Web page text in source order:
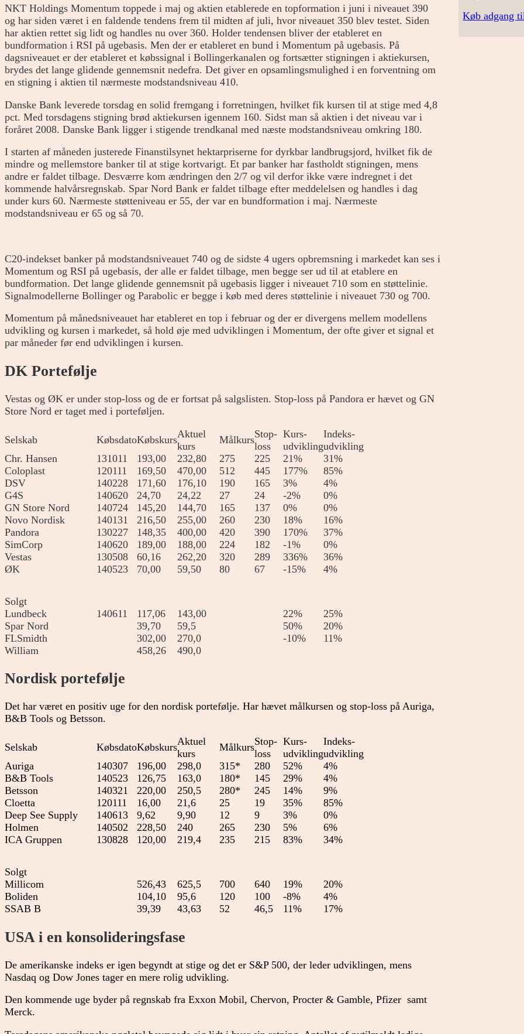
NKT Holdings Momentum toppede i maj og aktien etablerede en topformation i juni i niveauet 390
og har siden været i en faldende tendens frem til midten af juli, hvor niveauet 350 blev testet. Siden
har aktien rettet sig lidt og handles nu over 360. Holder tendensen bliver der etableret en
bundformation i RSI på ugebasis. Men der er etableret en bund i Momentum på ugebasis. På
dagsniveauet er der etableret et købssignal i Bollingerkanalen og fortsætter stigningen i aktiekursen,
brydes det lange glidende gennemsnit nedefra. Det giver en opsamlingsmulighed i en forventning om
en stigning i aktien til nærmeste modstandsniveau 410.
Danske Bank leverede torsdag en solid fremgang i forretningen, hvilket fik kursen til at stige med 4,8
pct. Med torsdagens stigning brød aktiekursen igennem 160. Sidst man så aktien i det niveau var i
foråret 2008. Danske Bank ligger i stigende trendkanal med næste modstandsniveau omkring 180.
I starten af måneden justerede Finanstilsynet hektarpriserne for dyrkbar landbrugsjord, hvilket fik de
mindre og mellemstore banker til at stige kortvarigt. Et par banker har fastholdt stigningen, mens
andre er faldet tilbage. Desværre kom ændringen den 2/7 og vil derfor ikke være indregnet i det
kommende halvårsregnskab. Spar Nord Bank er faldet tilbage efter meddelelsen og handles i dag
under kurs 60. Nærmeste støtteniveau er 55, der var en bundformation i maj. Nærmeste
modstandsniveau er 65 og så 70.
C20-indekset banker på modstandsniveauet 740 og de sidste 4 ugers opbremsning i markedet kan ses i
Momentum og RSI på ugebasis, der alle er faldet tilbage, men begge ser ud til at etablere en
bundformation. Det lange glidende gennemsnit på ugebasis ligger i niveauet 710 som en støttelinie.
Signalmodellerne Bollinger og Parabolic er begge i køb med deres støttelinie i niveauet 730 og 700.
Momentum på månedsniveauet har etableret en top i februar og der er divergens mellem modellens
udvikling og kursen i markedet, så hold øje med udviklingen i Momentum, der ofte giver et signal et
par måneder før end udviklingen i kursen.
DK Portefølje
Vestas og ØK er under stop-loss og de er fortsat på salgslisten. Stop-loss på Pandora er hævet og GN
Store Nord er taget med i porteføljen.
Selskab KøbsdatoKøbskursAktuel
kurs
MålkursStop-
loss
Kurs-
udvikling
Indeks-
udvikling
Chr. Hansen
131011 193,00 232,80 275 225 21%
31%
Coloplast
120111 169,50 470,00 512 445 177%
85%
DSV
140228 171,60 176,10 190 165 3%
4%
G4S
140620 24,70 24,22 27 24 -2%
0%
GN Store Nord
140724 145,20 144,70 165 137 0%
0%
Novo Nordisk
140131 216,50 255,00 260 230 18%
16%
Pandora
130227 148,35 400,00 420 390 170%
37%
SimCorp
140620 189,00 188,00 224 182 -1%
0%
Vestas
130508 60,16 262,20 320 289 336%
36%
ØK
140523 70,00 59,50 80 67 -15% 4%
Solgt
Lundbeck
140611 117,06 143,00 22%
25%
Spar Nord
39,70 59,5 50%
20%
FLSmidth
302,00 270,0 -10%
11%
William
458,26 490,0
Nordisk portefølje
Det har været en positiv uge for den nordisk portefølje. Har hævet målkursen og stop-loss på Auriga,
B&B Tools og Betsson.
Selskab KøbsdatoKøbskursAktuel
kurs
MålkursStop-
loss
Kurs-
udvikling
Indeks-
udvikling
Auriga
140307 196,00 298,0 315* 280 52%
4%
B&B Tools
140523 126,75 163,0 180* 145 29%
4%
Betsson
140321 220,00 250,5 280* 245 14%
9%
Cloetta
120111 16,00 21,6 25 19 35%
85%
Deep See Supply
140613 9,62 9,90 12 9 3%
0%
Holmen
140502 228,50 240 265 230 5%
6%
ICA Gruppen
130828 120,00 219,4 235 215 83% 34%
Solgt
Millicom
526,43 625,5 700 640 19%
20%
Boliden
104,10 95,6 120 100 -8%
4%
SSAB B
39,39 43,63 52 46,5 11% 17%
USA i en konsolideringsfase
De amerikanske indeks er igen begyndt at stige og det er S&P 500, der leder udviklingen, mens
Nasdaq og Dow Jones tager en mere rolig udvikling.
Den kommende uge byder på regnskab fra Exxon Mobil, Chervon, Procter & Gamble, Pfizer samt
Merck.
Køb adgang